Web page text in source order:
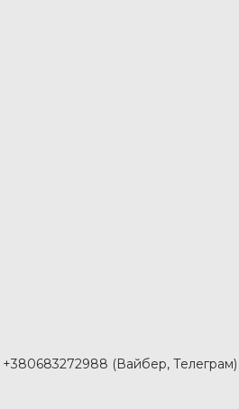
+380683272988 (Вайбер, Телеграм)